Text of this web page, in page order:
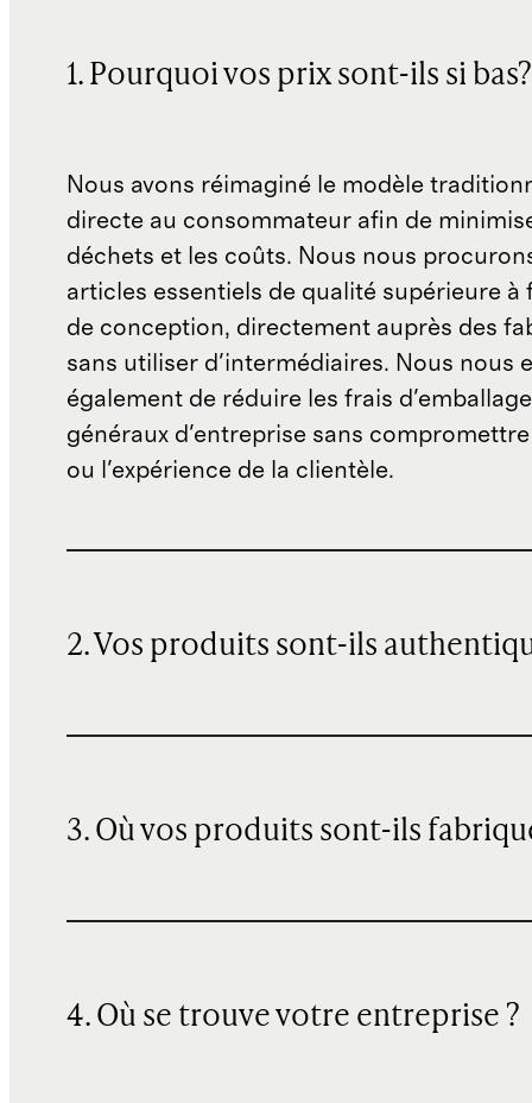
1. Pourquoi vos prix sont-ils si bas?
Nous avons réimaginé le modèle
directe au consommateur afin de
déchets et les coûts. Nous nous
articles essentiels de qualité supérieure à
de conception, directement auprès des
sans utiliser d'intermédiaires. Nous nous
également de réduire les frais
généraux d'entreprise sans
ou l'expérience de la clientèle.
2. Vos produits sont-ils
3. Où vos produits sont-ils
4. Où se trouve votre entreprise ?